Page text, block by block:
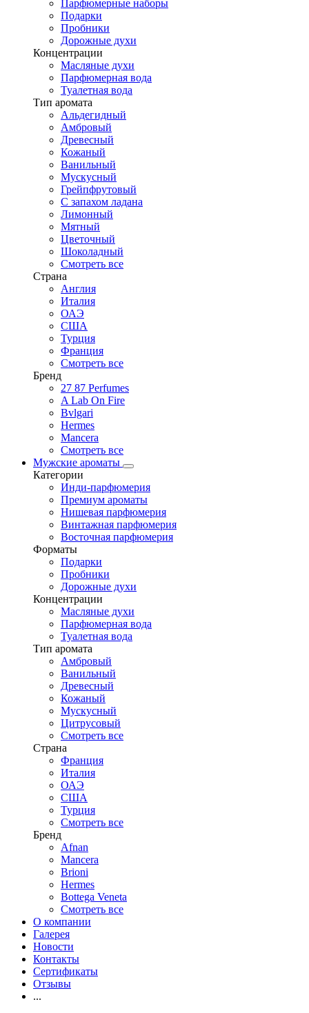
Парфюмерные наборы
Подарки
Пробники
Дорожные духи
Концентрации
Масляные духи
Парфюмерная вода
Туалетная вода
Тип аромата
Альдегидный
Амбровый
Древесный
Кожаный
Ванильный
Мускусный
Грейпфрутовый
С запахом ладана
Лимонный
Мятный
Цветочный
Шоколадный
Смотреть все
Страна
Англия
Италия
ОАЭ
США
Турция
Франция
Смотреть все
Бренд
27 87 Perfumes
A Lab On Fire
Bvlgari
Hermes
Mancera
Смотреть все
Мужские ароматы
Категории
Инди-парфюмерия
Премиум ароматы
Нишевая парфюмерия
Винтажная парфюмерия
Восточная парфюмерия
Форматы
Подарки
Пробники
Дорожные духи
Концентрации
Масляные духи
Парфюмерная вода
Туалетная вода
Тип аромата
Амбровый
Ванильный
Древесный
Кожаный
Мускусный
Цитрусовый
Смотреть все
Страна
Франция
Италия
ОАЭ
США
Турция
Смотреть все
Бренд
Afnan
Mancera
Brioni
Hermes
Bottega Veneta
Смотреть все
О компании
Галерея
Новости
Контакты
Сертификаты
Отзывы
...